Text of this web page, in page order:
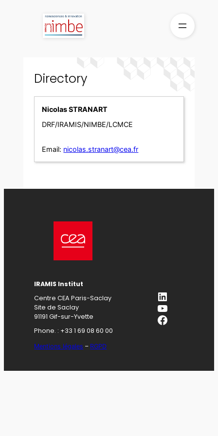
Directory
Nicolas STRANART
DRF/IRAMIS/NIMBE/LCMCE
Email: nicolas.stranart@cea.fr
IRAMIS Institut
Centre CEA Paris-Saclay
Site de Saclay
91191 Gif-sur-Yvette
Phone. : +33 1 69 08 60 00
Mentions légales – RGPD
LinkedIn
YouTube
Facebook